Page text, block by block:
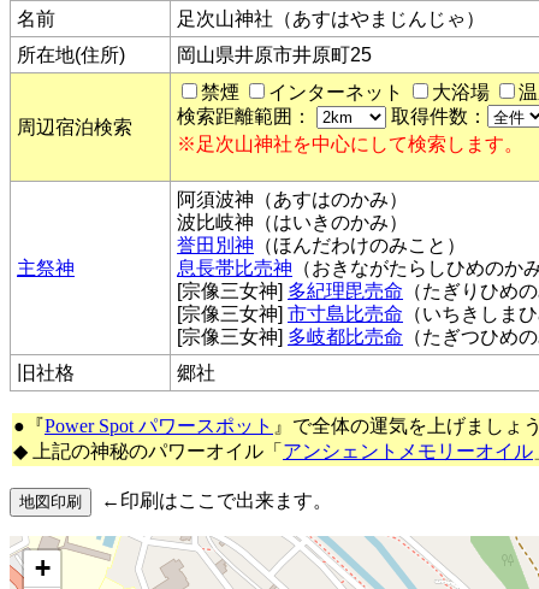
名前
足次山神社（あすはやまじんじゃ）
所在地(住所)
岡山県井原市井原町25
周辺宿泊検索
禁煙 インターネット 大浴場
検索距離範囲：
取得件数：
※足次山神社を中心にして検索します。
主祭神
阿須波神（あすはのかみ）
波比岐神（はいきのかみ）
誉田別神 （ほんだわけのみこと）
息長帯比売神 （おきながたらしひめのか
[宗像三女神] 多紀理毘売命 （たぎりひめ
[宗像三女神] 市寸島比売命 （いちきしま
[宗像三女神] 多岐都比売命 （たぎつひめ
旧社格
郷社
●『Power Spot パワースポット 』で全体の運気を上げましょ
◆ 上記の神秘のパワーオイル「 アンシェントメモリーオイル
←印刷はここで出来ます。
+